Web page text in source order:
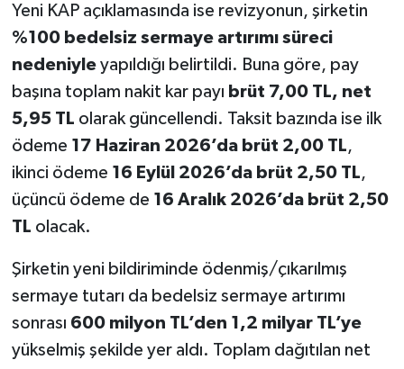
Yeni KAP açıklamasında ise revizyonun, şirketin
%100 bedelsiz sermaye artırımı süreci
nedeniyleyapıldığı belirtildi. Buna göre, pay
başına toplam nakit kar payı brüt 7,00 TL, net
5,95 TL olarak güncellendi. Taksit bazında ise ilk
ödeme 17 Haziran 2026’da brüt 2,00 TL,
ikinci ödeme 16 Eylül 2026’da brüt 2,50 TL,
üçüncü ödeme de 16 Aralık 2026’da brüt 2,50
TL olacak.
Şirketin yeni bildiriminde ödenmiş/çıkarılmış
sermaye tutarı da bedelsiz sermaye artırımı
sonrası 600 milyon TL’den 1,2 milyar TL’ye
yükselmiş şekilde yer aldı. Toplam dağıtılan net